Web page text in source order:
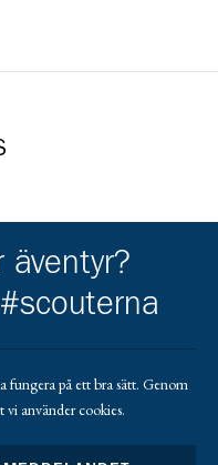
äventyr?
fungera på ett bra sätt. Genom
vi använder cookies.